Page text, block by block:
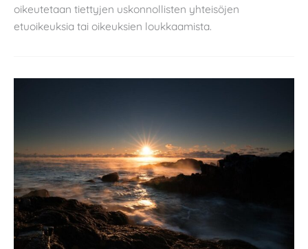
oikeutetaan tiettyjen uskonnollisten yhteisöjen
etuoikeuksia tai oikeuksien loukkaamista.